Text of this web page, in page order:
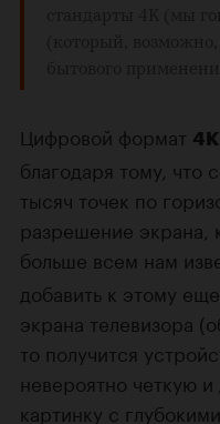
Цифровой формат 4K
благодаря тому, что
тысяч точек по
разрешение экрана,
больше всем нам
добавить к этому
экрана телевизора
то получится
невероятно четкую
картинку с